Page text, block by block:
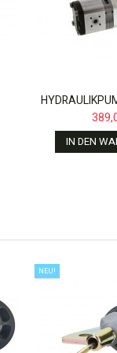
IN DEN
NEU!